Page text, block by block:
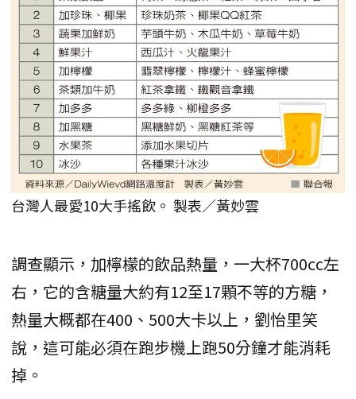
台灣人最愛10大手搖飲。 製表／黃妙雲
調查顯示，加檸檬的飲品熱量，一大杯700㏄左
右，它的含糖量大約有12至17顆不等的方糖，
熱量大概都在400、500大卡以上，劉怡里笑
說，這可能必須在跑步機上跑50分鐘才能消耗
掉。